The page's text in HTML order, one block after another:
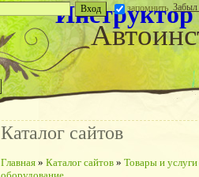
запомнить Забыл
Инструктор
Каталог сайтов
Главная» Каталог сайтов» Товары и услуги